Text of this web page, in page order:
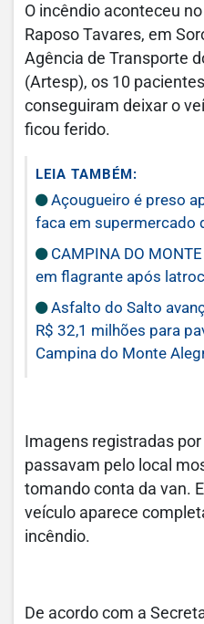
O incêndio aconteceu
Raposo Tavares, em
Agência de Transporte
(Artesp), os 10
conseguiram deixar o
ficou ferido.
LEIA TAMBÉM:
Açougueiro é preso
faca em supermercado
CAMPINA DO
em flagrante após
Asfalto do Salto
R$ 32,1 milhões para
Campina do Monte
Imagens registradas
passavam pelo local
tomando conta da van.
veículo aparece
incêndio.
De acordo com a